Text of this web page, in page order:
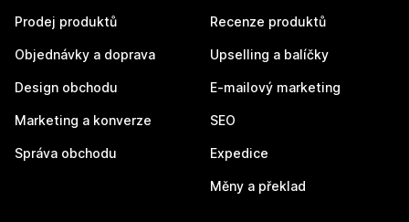
Prodej produktů
Objednávky a doprava
Design obchodu
Marketing a konverze
Správa obchodu
Recenze produktů
Upselling a balíčky
E-mailový marketing
SEO
Expedice
Měny a překlad